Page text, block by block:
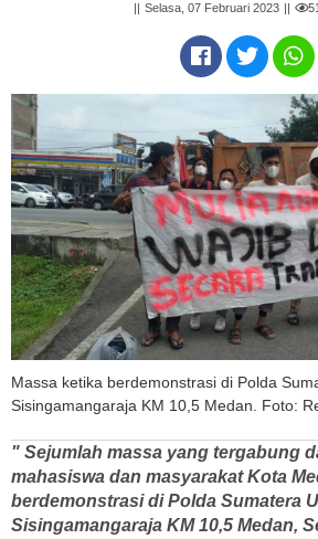
Selasa, 07 Februari 2023
Massa ketika berdemonstrasi di Polda
Sisingamangaraja KM 10,5 Medan. Foto:
" Sejumlah massa yang tergabung
mahasiswa dan masyarakat Kota
berdemonstrasi di Polda Sumatera
Sisingamangaraja KM 10,5 Medan,